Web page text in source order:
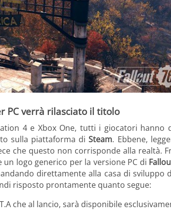
PC verrà rilasciato il titolo
4 e Xbox One, tutti i giocatori hanno
sulla piattaforma diSteam. Ebbene,
che questo non corrisponde alla realtà.
logo generico per la versione PC di
direttamente alla casa di sviluppo
risposto prontamente quanto segue:
che al lancio, sarà disponibile